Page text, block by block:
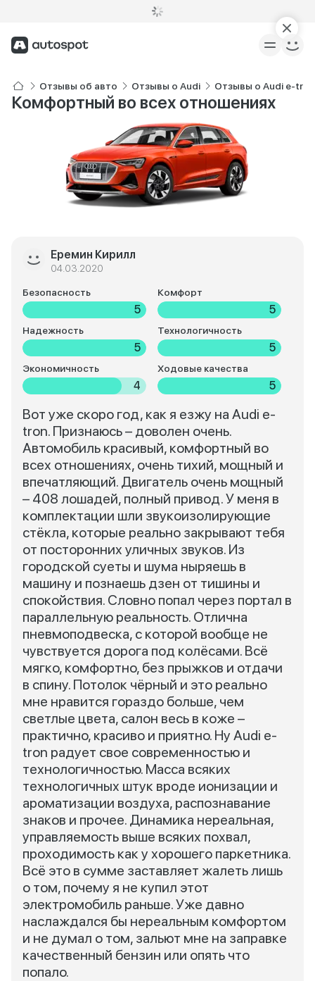
Отзывы об авто Отзывы о Audi Отзывы о Audi e-tron
Комфортный во всех отношениях
Еремин Кирилл
04.03.2020
Безопасность
5
Комфорт
5
Надежность
5
Технологичность
5
Экономичность
4
Ходовые качества
5
Вот уже скоро год, как я езжу на Audi e-
tron. Признаюсь – доволен очень.
Автомобиль красивый, комфортный во
всех отношениях, очень тихий, мощный и
впечатляющий. Двигатель очень мощный
– 408 лошадей, полный привод. У меня в
комплектации шли звукоизолирующие
стёкла, которые реально закрывают тебя
от посторонних уличных звуков. Из
городской суеты и шума ныряешь в
машину и познаешь дзен от тишины и
спокойствия. Словно попал через портал в
параллельную реальность. Отлична
пневмоподвеска, с которой вообще не
чувствуется дорога под колёсами. Всё
мягко, комфортно, без прыжков и отдачи
в спину. Потолок чёрный и это реально
мне нравится гораздо больше, чем
светлые цвета, салон весь в коже –
практично, красиво и приятно. Ну Audi e-
tron радует свое современностью и
технологичностью. Масса всяких
технологичных штук вроде ионизации и
ароматизации воздуха, распознавание
знаков и прочее. Динамика нереальная,
управляемость выше всяких похвал,
проходимость как у хорошего паркетника.
Всё это в сумме заставляет жалеть лишь
о том, почему я не купил этот
электромобиль раньше. Уже давно
наслаждался бы нереальным комфортом
и не думал о том, зальют мне на заправке
качественный бензин или опять что
попало.